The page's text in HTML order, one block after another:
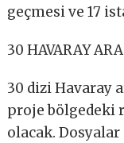
geçmesi ve 17
30 HAVARAY
30 dizi Havaray
proje bölgedeki
olacak.